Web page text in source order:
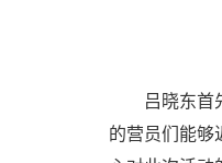
吕晓东首
的营员们能够